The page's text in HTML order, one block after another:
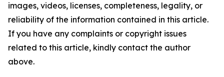
images, videos, licenses, completeness, legality, or
reliability of the information contained in this article.
If you have any complaints or copyright issues
related to this article, kindly contact the author
above.